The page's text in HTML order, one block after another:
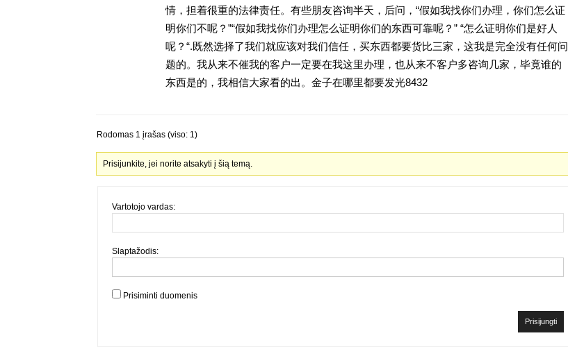
情，担着很重的法律责任。有些朋友咨询半天，后问，“假如我找你们办理，你们怎么证
明你们不呢？”“假如我找你们办理怎么证明你们的东西可靠呢？” “怎么证明你们是好人
呢？“.既然选择了我们就应该对我们信任，买东西都要货比三家，这我是完全没有任何问
题的。我从来不催我的客户一定要在我这里办理，也从来不客户多咨询几家，毕竟谁的
东西是的，我相信大家看的出。金子在哪里都要发光8432
Rodomas 1 įrašas (viso: 1)
Prisijunkite, jei norite atsakyti į šią temą.
Vartotojo vardas:
Slaptažodis:
Prisiminti duomenis
Prisijungti